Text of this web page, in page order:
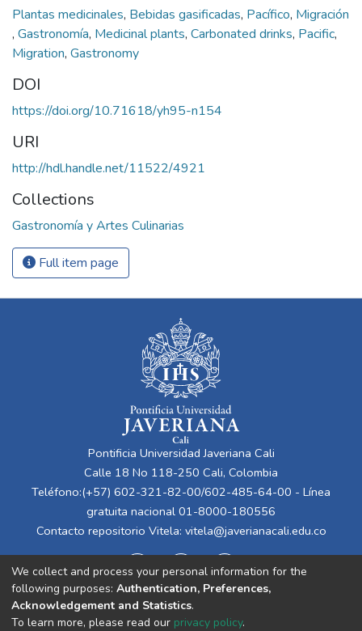
Plantas medicinales, Bebidas gasificadas, Pacífico, Migración
, Gastronomía, Medicinal plants, Carbonated drinks, Pacific,
Migration, Gastronomy
DOI
https://doi.org/10.71618/yh95-n154
URI
http://hdl.handle.net/11522/4921
Collections
Gastronomía y Artes Culinarias
Full item page
Pontificia Universidad Javeriana Cali
Calle 18 No 118-250 Cali, Colombia
Teléfono:(+57) 602-321-82-00/602-485-64-00 - Línea
gratuita nacional 01-8000-180556
Contacto repositorio Vitela: vitela@javerianacali.edu.co
We collect and process your personal information for the
following purposes: Authentication, Preferences,
Acknowledgement and Statistics.
To learn more, please read our privacy policy.